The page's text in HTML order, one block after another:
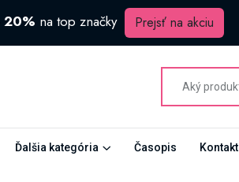
20% na top značky Prejsť na akciu
Ďalšia kategória Časopis Kontakt